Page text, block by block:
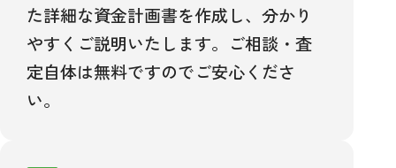
た詳細な資金計画書を作成し、分かり
やすくご説明いたします。ご相談・査
定自体は無料ですのでご安心くださ
い。